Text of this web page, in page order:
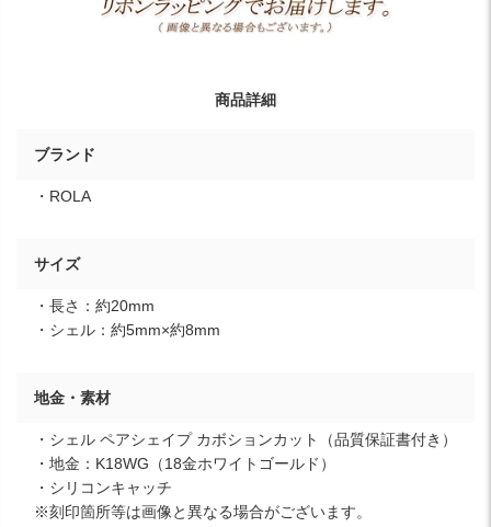
商品詳細
ブランド
・ROLA
サイズ
・長さ：約20mm
・シェル：約5mm×約8mm
地金・素材
・シェル ペアシェイプ カボションカット（品質保証書付き）
・地金：K18WG（18金ホワイトゴールド）
・シリコンキャッチ
※刻印箇所等は画像と異なる場合がございます。